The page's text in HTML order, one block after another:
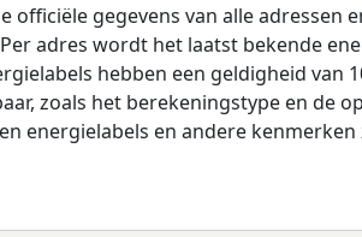
gegevens van alle
adres wordt het laatst bekende
hebben een geldigheid van
zoals het berekeningstype en de
energielabels en andere